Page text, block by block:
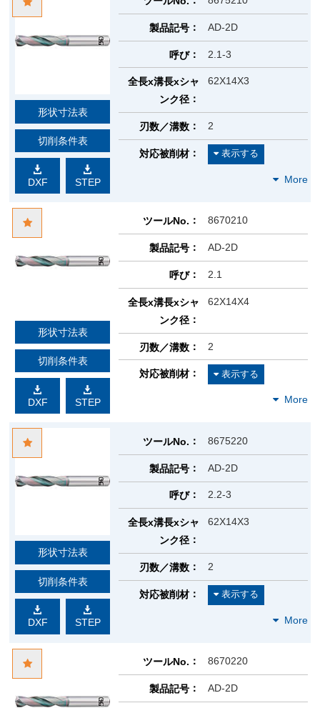
形状寸法表
切削条件表
DXF STEP
製品記号 AD-2D
呼び 2.1-3
全長x溝長xシャ
ンク径
62X14X3
刃数／溝数 2
対応被削材
形状寸法表
切削条件表
DXF STEP
ツールNo. 8670210
製品記号 AD-2D
呼び 2.1
全長x溝長xシャ
ンク径
62X14X4
刃数／溝数 2
対応被削材
形状寸法表
切削条件表
DXF STEP
ツールNo. 8675220
製品記号 AD-2D
呼び 2.2-3
全長x溝長xシャ
ンク径
62X14X3
刃数／溝数 2
対応被削材
ツールNo. 8670220
製品記号 AD-2D